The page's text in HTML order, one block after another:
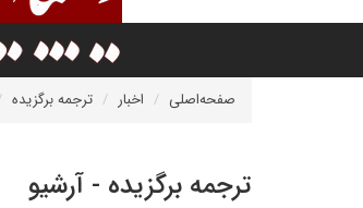
صفحه‌اصلی اخبار ترجمه برگزیده
ترجمه برگزیده - آرشیو